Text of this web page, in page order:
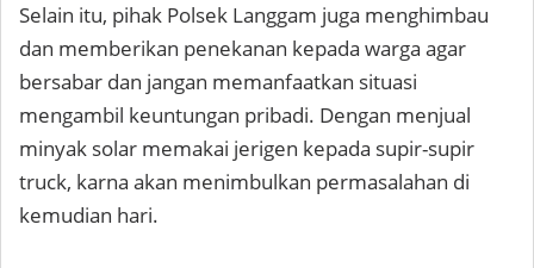
Selain itu, pihak Polsek Langgam juga menghimbau
dan memberikan penekanan kepada warga agar
bersabar dan jangan memanfaatkan situasi
mengambil keuntungan pribadi. Dengan menjual
minyak solar memakai jerigen kepada supir-supir
truck, karna akan menimbulkan permasalahan di
kemudian hari.